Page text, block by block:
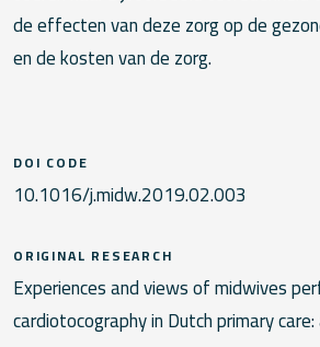
de effecten van deze zorg op de
en de kosten van de zorg.
DOI CODE
10.1016/j.midw.2019.02.003
ORIGINAL RESEARCH
Experiences and views of midwives
cardiotocography in Dutch primary